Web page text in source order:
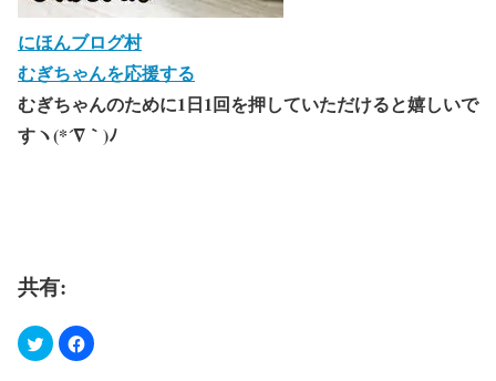
にほんブログ村
むぎちゃんを応援する
むぎちゃんのために1日1回を押していただけると嬉しいで
すヽ(*´∇｀)ﾉ
共有: